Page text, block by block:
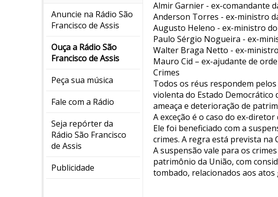
Anuncie na Rádio São
Francisco de Assis
Ouça a Rádio São
Francisco de Assis
Peça sua música
Fale com a Rádio
Seja repórter da
Rádio São Francisco
de Assis
Publicidade
Almir Garnier - ex-comandante
Anderson Torres - ex-ministro
Augusto Heleno - ex-ministro
Paulo Sérgio Nogueira - ex-
Walter Braga Netto - ex-
Mauro Cid – ex-ajudante de
Crimes
Todos os réus respondem
violenta do Estado Democrático
ameaça e deterioração de
A exceção é o caso do ex-
Ele foi beneficiado com a
crimes. A regra está prevista na
A suspensão vale para os
patrimônio da União, com
tombado, relacionados aos atos